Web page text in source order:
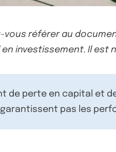
vous référer au
investissement. Il
de perte en capital et
pas les